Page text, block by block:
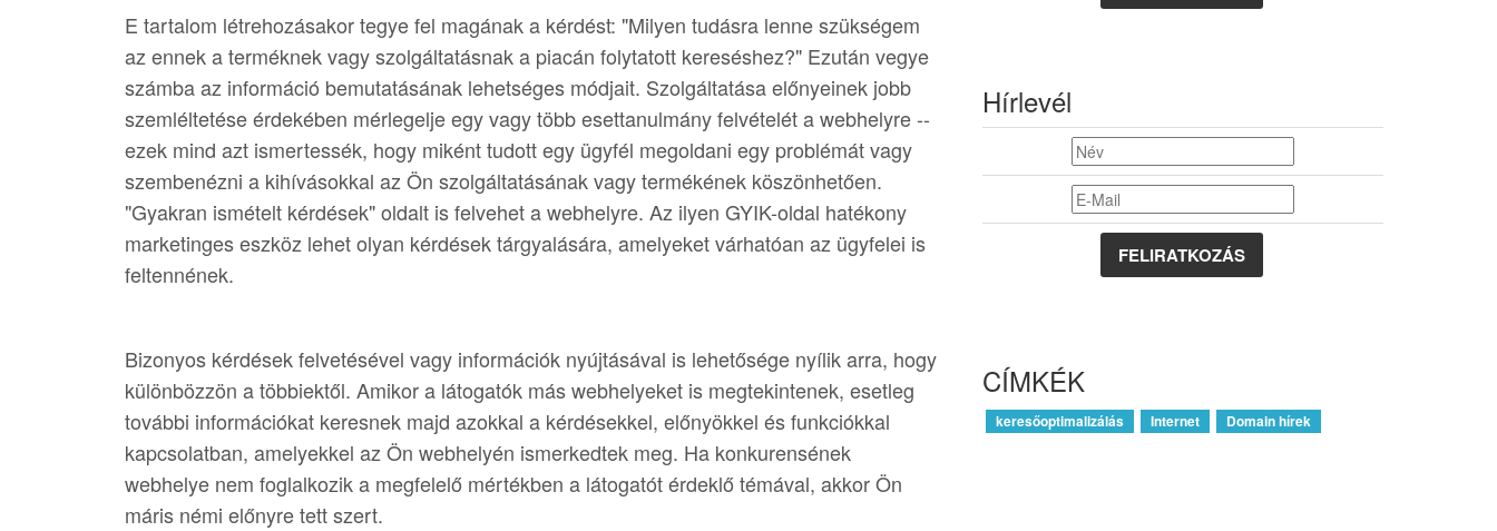
E tartalom létrehozásakor tegye fel magának a kérdést: "Milyen tudásra lenne szükségem
az ennek a terméknek vagy szolgáltatásnak a piacán folytatott kereséshez?" Ezután vegye
számba az információ bemutatásának lehetséges módjait. Szolgáltatása előnyeinek jobb
szemléltetése érdekében mérlegelje egy vagy több esettanulmány felvételét a webhelyre --
ezek mind azt ismertessék, hogy miként tudott egy ügyfél megoldani egy problémát vagy
szembenézni a kihívásokkal az Ön szolgáltatásának vagy termékének köszönhetően.
"Gyakran ismételt kérdések" oldalt is felvehet a webhelyre. Az ilyen GYIK-oldal hatékony
marketinges eszköz lehet olyan kérdések tárgyalására, amelyeket várhatóan az ügyfelei is
feltennének.
Bizonyos kérdések felvetésével vagy információk nyújtásával is lehetősége nyílik arra, hogy
különbözzön a többiektől. Amikor a látogatók más webhelyeket is megtekintenek, esetleg
további információkat keresnek majd azokkal a kérdésekkel, előnyökkel és funkciókkal
kapcsolatban, amelyekkel az Ön webhelyén ismerkedtek meg. Ha konkurensének
webhelye nem foglalkozik a megfelelő mértékben a látogatót érdeklő témával, akkor Ön
máris némi előnyre tett szert.
Hírlevél
CÍMKÉK
keresőoptimalizálás Internet Domain hírek